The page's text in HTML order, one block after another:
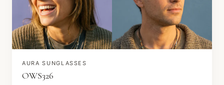
AURA SUNGLASSES
OWS326